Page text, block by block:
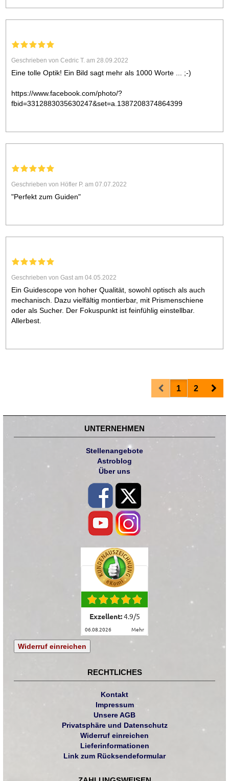
Geschrieben von Cedric T. am 28.09.2022
Eine tolle Optik! Ein Bild sagt mehr als 1000 Worte ... ;-)
https://www.facebook.com/photo/?
fbid=3312883035630247&set=a.1387208374864399
Geschrieben von Höfler P. am 07.07.2022
"Perfekt zum Guiden"
Geschrieben von Gast am 04.05.2022
Ein Guidescope von hoher Qualität, sowohl optisch als auch
mechanisch. Dazu vielfältig montierbar, mit Prismenschiene
oder als Sucher. Der Fokuspunkt ist feinfühlig einstellbar.
Allerbest.
Prev1 2
UNTERNEHMEN
Stellenangebote
Astroblog
Über uns
Exzellent:4.9/5
06.08.2026 mehr
Widerruf einreichen
RECHTLICHES
Kontakt
Impressum
Unsere AGB
Privatsphäre und Datenschutz
Widerruf einreichen
Lieferinformationen
Link zum Rücksendeformular